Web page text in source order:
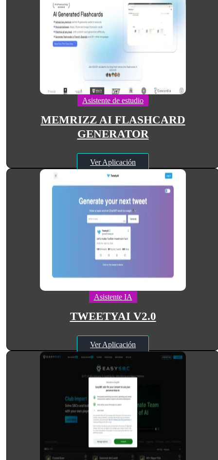
Asistente de estudio
MEMRIZZ AI FLASHCARD
GENERATOR
Ver Aplicación
Asistente IA
TWEETYAI V2.0
Ver Aplicación